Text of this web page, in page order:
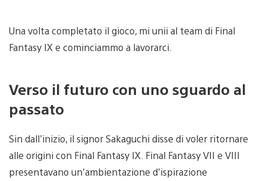
Una volta completato il gioco, mi unii al team di Final
Fantasy IX e cominciammo a lavorarci.
Verso il futuro con uno sguardo al
passato
Sin dall’inizio, il signor Sakaguchi disse di voler ritornare
alle origini con Final Fantasy IX. Final Fantasy VII e VIII
presentavano un’ambientazione d’ispirazione